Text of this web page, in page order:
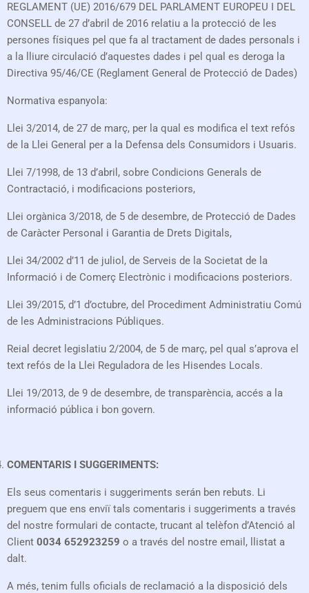
REGLAMENT (UE) 2016/679 DEL PARLAMENT EUROPEU I DEL
CONSELL de 27 d’abril de 2016 relatiu a la protecció de les
persones físiques pel que fa al tractament de dades personals i
a la lliure circulació d’aquestes dades i pel qual es deroga la
Directiva 95/46/CE (Reglament General de Protecció de Dades)
Normativa espanyola:
Llei 3/2014, de 27 de març, per la qual es modifica el text refós
de la Llei General per a la Defensa dels Consumidors i Usuaris.
Llei 7/1998, de 13 d’abril, sobre Condicions Generals de
Contractació, i modificacions posteriors,
Llei orgànica 3/2018, de 5 de desembre, de Protecció de Dades
de Caràcter Personal i Garantia de Drets Digitals,
Llei 34/2002 d’11 de juliol, de Serveis de la Societat de la
Informació i de Comerç Electrònic i modificacions posteriors.
Llei 39/2015, d’1 d’octubre, del Procediment Administratiu Comú
de les Administracions Públiques.
Reial decret legislatiu 2/2004, de 5 de març, pel qual s’aprova el
text refós de la Llei Reguladora de les Hisendes Locals.
Llei 19/2013, de 9 de desembre, de transparència, accés a la
informació pública i bon govern.
COMENTARIS I SUGGERIMENTS:
Els seus comentaris i suggeriments serán ben rebuts. Li
preguem que ens enviï tals comentaris i suggeriments a través
del nostre formulari de contacte, trucant al telèfon d’Atenció al
Client 0034 652923259 o a través del nostre email, llistat a
dalt.
A més, tenim fulls oficials de reclamació a la disposició dels